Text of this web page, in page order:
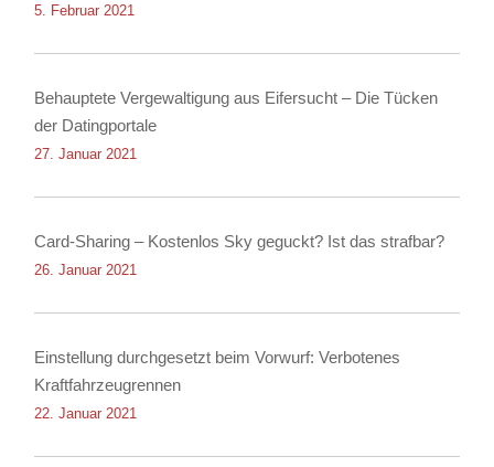
5. Februar 2021
Behauptete Vergewaltigung aus Eifersucht – Die Tücken
der Datingportale
27. Januar 2021
Card-Sharing – Kostenlos Sky geguckt? Ist das strafbar?
26. Januar 2021
Einstellung durchgesetzt beim Vorwurf: Verbotenes
Kraftfahrzeugrennen
22. Januar 2021